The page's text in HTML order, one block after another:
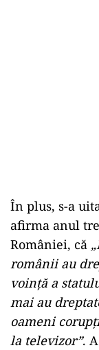
În plus, s-a
afirma anul
României, că
românii au
voință a
mai au
oameni
la televizor”.